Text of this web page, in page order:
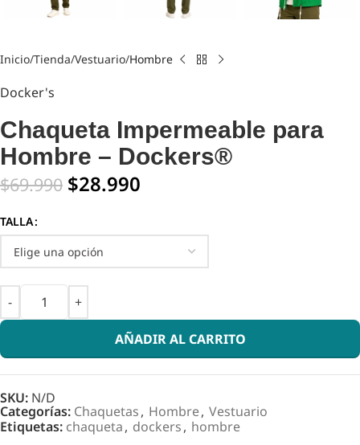
Inicio Tienda Vestuario Hombre
Docker's
Chaqueta Impermeable para
Hombre – Dockers®
$69.990 $28.990
TALLA
AÑADIR AL CARRITO
SKU: N/D
Categorías: Chaquetas, Hombre, Vestuario
Etiquetas: chaqueta, dockers, hombre